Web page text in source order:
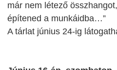
már nem létező
építened a munkáidba…”
A tárlat június 24-ig